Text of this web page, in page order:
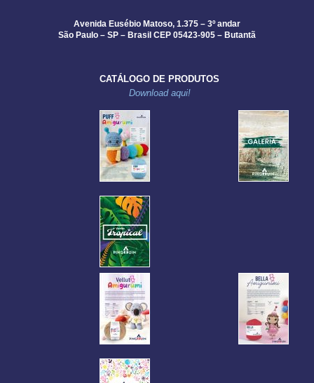
Avenida Eusébio Matoso, 1.375 – 3º andar
São Paulo – SP – Brasil CEP 05423-905 – Butantã
CATÁLOGO DE PRODUTOS
Download aqui!